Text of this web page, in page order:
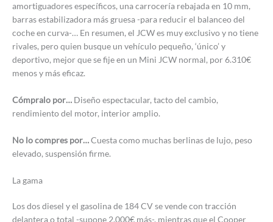
amortiguadores específicos, una carrocería rebajada en 10 mm,
barras estabilizadora más gruesa -para reducir el balanceo del
coche en curva-… En resumen, el JCW es muy exclusivo y no tiene
rivales, pero quien busque un vehículo pequeño, ‘único’ y
deportivo, mejor que se fije en un Mini JCW normal, por 6.310€
menos y más eficaz.
Cómpralo por… Diseño espectacular, tacto del cambio,
rendimiento del motor, interior amplio.
No lo compres por…Cuesta como muchas berlinas de lujo, peso
elevado, suspensión firme.
La gama
Los dos diesel y el gasolina de 184 CV se vende con tracción
delantera o total -supone 2.000€ más-, mientras que el Cooper